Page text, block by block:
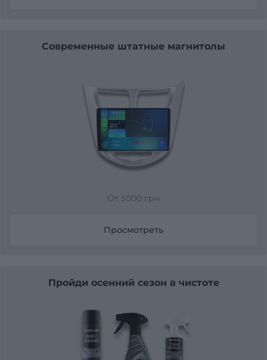
Современные штатные магнитолы
От 5000 грн
Просмотреть
Пройди осенний сезон в чистоте